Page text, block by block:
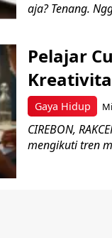
aja? Tenang.
Gaya Hidup
Pelajar
CIREBON,
mengikuti tren